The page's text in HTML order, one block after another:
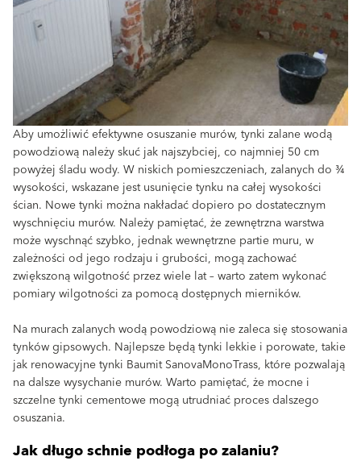
Aby umożliwić efektywne osuszanie murów, tynki zalane wodą
powodziową należy skuć jak najszybciej, co najmniej 50 cm
powyżej śladu wody. W niskich pomieszczeniach, zalanych do ¾
wysokości, wskazane jest usunięcie tynku na całej wysokości
ścian. Nowe tynki można nakładać dopiero po dostatecznym
wyschnięciu murów. Należy pamiętać, że zewnętrzna warstwa
może wyschnąć szybko, jednak wewnętrzne partie muru, w
zależności od jego rodzaju i grubości, mogą zachować
zwiększoną wilgotność przez wiele lat – warto zatem wykonać
pomiary wilgotności za pomocą dostępnych mierników.
Na murach zalanych wodą powodziową nie zaleca się stosowania
tynków gipsowych. Najlepsze będą tynki lekkie i porowate, takie
jak renowacyjne tynki Baumit SanovaMonoTrass, które pozwalają
na dalsze wysychanie murów. Warto pamiętać, że mocne i
szczelne tynki cementowe mogą utrudniać proces dalszego
osuszania.
Jak długo schnie podłoga po zalaniu?